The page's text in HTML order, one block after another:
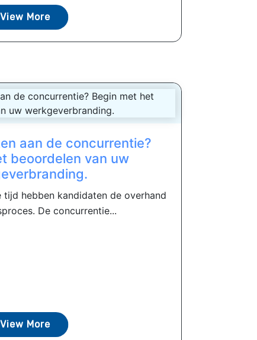
View More
aan de concurrentie?
beoordelen van uw
hebben kandidaten de overhand
De concurrentie...
View More